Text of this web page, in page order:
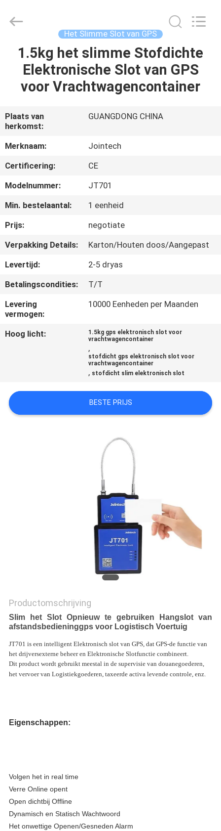
HUIS
PRODUCTEN
VR-
SHOW
ONGEVEER
ONS
FABRIEKSREIS
KWALITEITSCONTROLE
ONS
VERZOEK
OM EEN
SITEMAP
PRIVACY
Technology
Reserved.
Het Slimme Slot van GPS
1.5kg het slimme Stofdichte
Elektronische Slot van GPS
voor Vrachtwagencontainer
Plaats van
herkomst:
GUANGDONG CHINA
Merknaam:
Jointech
Certificering:
CE
Modelnummer:
JT701
Min. bestelaantal:
1 eenheid
Prijs:
negotiate
Verpakking Details:
Karton/Houten doos/Aangepast
Levertijd:
2-5 dryas
Betalingscondities:
T/T
Levering
vermogen:
10000 Eenheden per Maanden
Hoog licht:
1.5kg gps elektronisch slot voor
vrachtwagencontainer
,
stofdicht gps elektronisch slot voor
vrachtwagencontainer
, stofdicht slim elektronisch slot
BESTE PRIJS
Productomschrijving
Slim het Slot Opnieuw te gebruiken Hangslot van
afstandsbedieninggps voor Logistisch Voertuig
JT701 is een intelligent Elektronisch slot van GPS, dat GPS-de functie van
het drijversexterne beheer en Elektronische Slotfunctie combineert.
Dit product wordt gebruikt meestal in de supervisie van douanegoederen,
het vervoer van Logistiekgoederen, taxeerde activa levende controle, enz.
Eigenschappen:
Volgen het in real time
Verre Online opent
Open dichtbij Offline
Dynamisch en Statisch Wachtwoord
Het onwettige Openen/Gesneden Alarm